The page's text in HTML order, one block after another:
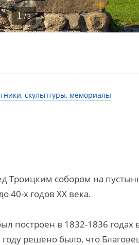
1 / 3
скульптуры, мемориалы
Троицким собором на
40-х годов XX века.
построен в 1832-1836 годах
году решено было, что